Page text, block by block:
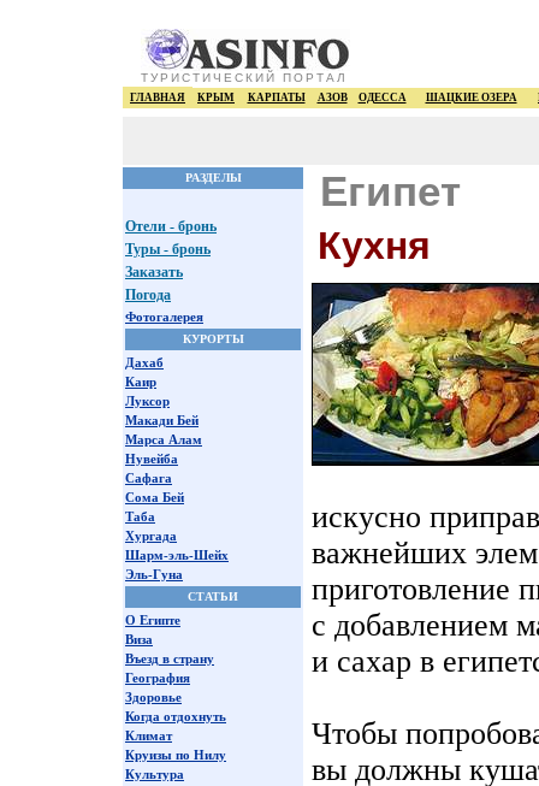
ТУРИСТИЧЕСКИЙ ПОРТАЛ
ГЛАВНАЯ КРЫМ КАРПАТЫ АЗОВ ОДЕССА ШАЦКИЕ ОЗЕРА
РАЗДЕЛЫ Египет
Отели - бронь
Туры - бронь
Заказать
Погода
Фотогалерея
КУРОРТЫ
Дахаб
Каир
Луксор
Макади Бей
Марса Алам
Нувейба
Сафага
Сома Бей
Таба
Хургада
Шарм-эль-Шейх
Эль-Гуна
СТАТЬИ
О Египте
Виза
Въезд в страну
География
Здоровье
Когда отдохнуть
Климат
Круизы по Нилу
Культура
Кухня
искусно
важнейших
приготовление
с добавлением
и сахар в
Чтобы
вы должны